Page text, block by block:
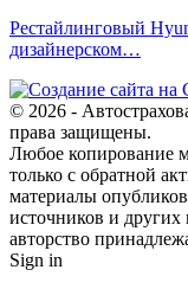
Рестайлинговый
дизайнерском…
© 2026 -
права защищены.
Любое копирование
только с обратной
материалы
источников и других
авторство
Sign in